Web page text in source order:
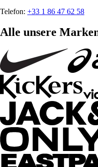
Telefon: +33 1 86 47 62 58
Alle unsere